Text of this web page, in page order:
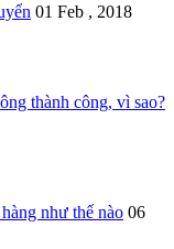
01 Feb , 2018
thành công, vì sao?
như thế nào 06